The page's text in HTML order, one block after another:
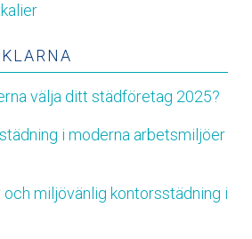
välja ditt städföretag 2025?
i moderna arbetsmiljöer
miljövänlig kontorsstädning i